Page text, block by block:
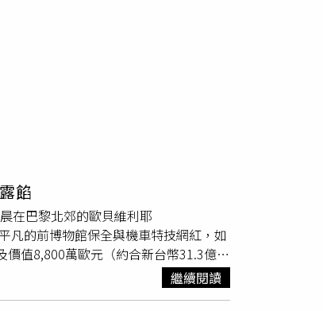
餡
在巴黎北郊的歐貝維利耶
凡的前博物館保全與機車特技網紅，如
值8,800萬歐元（約合新台幣31.3億
。根據法國司法單位透露，阿布杜拉
「犯罪共謀」的指控。該起竊案發生
繼續閱讀